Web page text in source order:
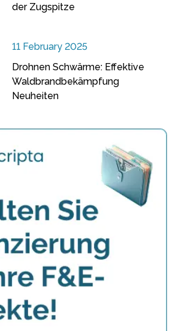
der Zugspitze
11 February 2025
Drohnen Schwärme: Effektive
Waldbrandbekämpfung
Neuheiten